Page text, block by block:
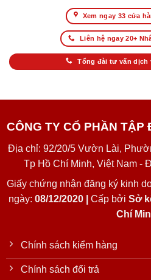
Xem ngay 33 cửa
Liên hệ ngay 20+
Tổng đài tư vấn dịch
CÔNG TY CỔ PHẦN TẬP
Địa chỉ: 92/20/5 Vườn Lài,
Tp Hồ Chí Minh, Việt Nam -
Giấy chứng nhận đăng ký kinh
ngày: 08/12/2020 | Cấp bởi Sở
Chí
Chính sách kiểm hàng
Chính sách đổi trả